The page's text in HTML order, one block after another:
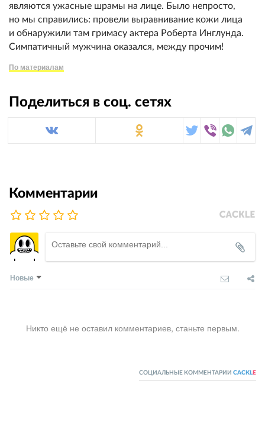
являются ужасные шрамы на лице. Было непросто,
но мы справились: провели выравнивание кожи лица
и обнаружили там гримасу актера Роберта Инглунда.
Симпатичный мужчина оказался, между прочим!
По материалам
Поделиться в соц. сетях
Комментарии
Новые
Никто ещё не оставил комментариев, станьте первым.
СОЦИАЛЬНЫЕ КОММЕНТАРИИ CACKL E